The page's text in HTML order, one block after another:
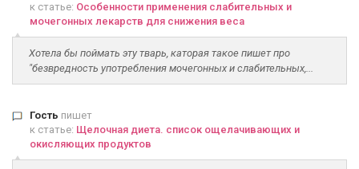
к статье: Особенности применения слабительных и
мочегонных лекарств для снижения веса
Хотела бы поймать эту тварь, каторая такое пишет про
"безвредность употребления мочегонных и слабительных,...
Гость пишет
к статье: Щелочная диета. список ощелачивающих и
окисляющих продуктов